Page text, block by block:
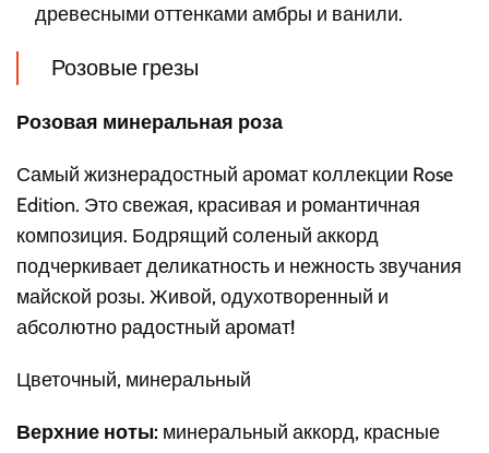
древесными оттенками амбры и ванили.
Розовые грезы
Розовая минеральная роза
Самый жизнерадостный аромат коллекции Rose
Edition. Это свежая, красивая и романтичная
композиция. Бодрящий соленый аккорд
подчеркивает деликатность и нежность звучания
майской розы. Живой, одухотворенный и
абсолютно радостный аромат!
Цветочный, минеральный
Верхние ноты: минеральный аккорд, красные